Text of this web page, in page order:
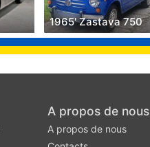
1965' Zastava 750
A propos de nous
A propos de nous